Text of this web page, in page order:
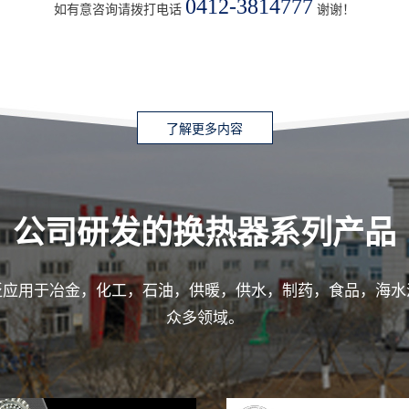
如有意咨询请拨打电话 0412-3814777 谢谢！
了解更多内容
公司研发的换热器系列产品
用于冶金，化工，石油，供暖，供水，制药，食品，海
众多领域。